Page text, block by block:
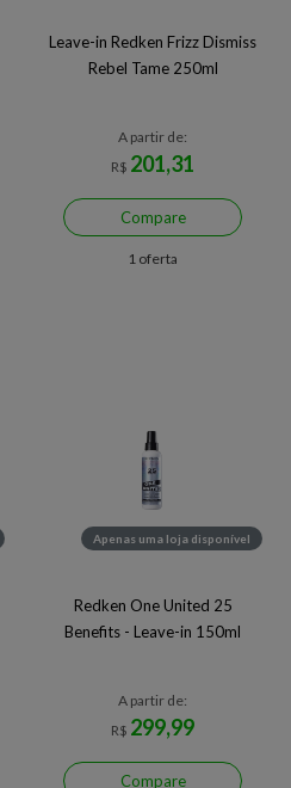
Leave-in Redken Frizz Dismiss
Rebel Tame 250ml
A partir de:
R$ 201,31
Compare
1 oferta
Apenas uma loja disponível
Redken One United 25
Benefits - Leave-in 150ml
A partir de:
R$ 299,99
Compare